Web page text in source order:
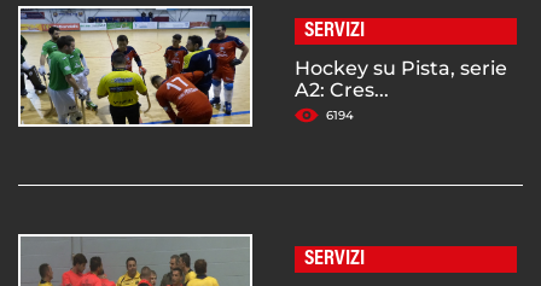
SERVIZI
Hockey su Pista, serie
A2: Cres...
6194
SERVIZI